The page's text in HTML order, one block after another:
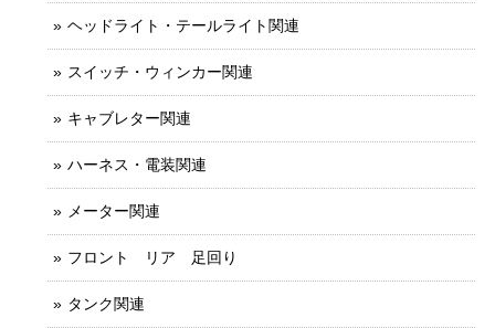
ヘッドライト・テールライト関連
スイッチ・ウィンカー関連
キャブレター関連
ハーネス・電装関連
メーター関連
フロント リア 足回り
タンク関連